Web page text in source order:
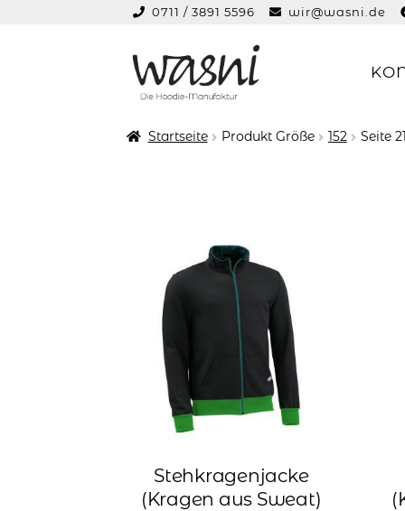
0711 / 3891 5596 wir@wasni.de
Zur
springen
Zum
springen
Startseite Produkt Größe 152 Seite 21
Stehkragenjacke
(Kragen aus Sweat)